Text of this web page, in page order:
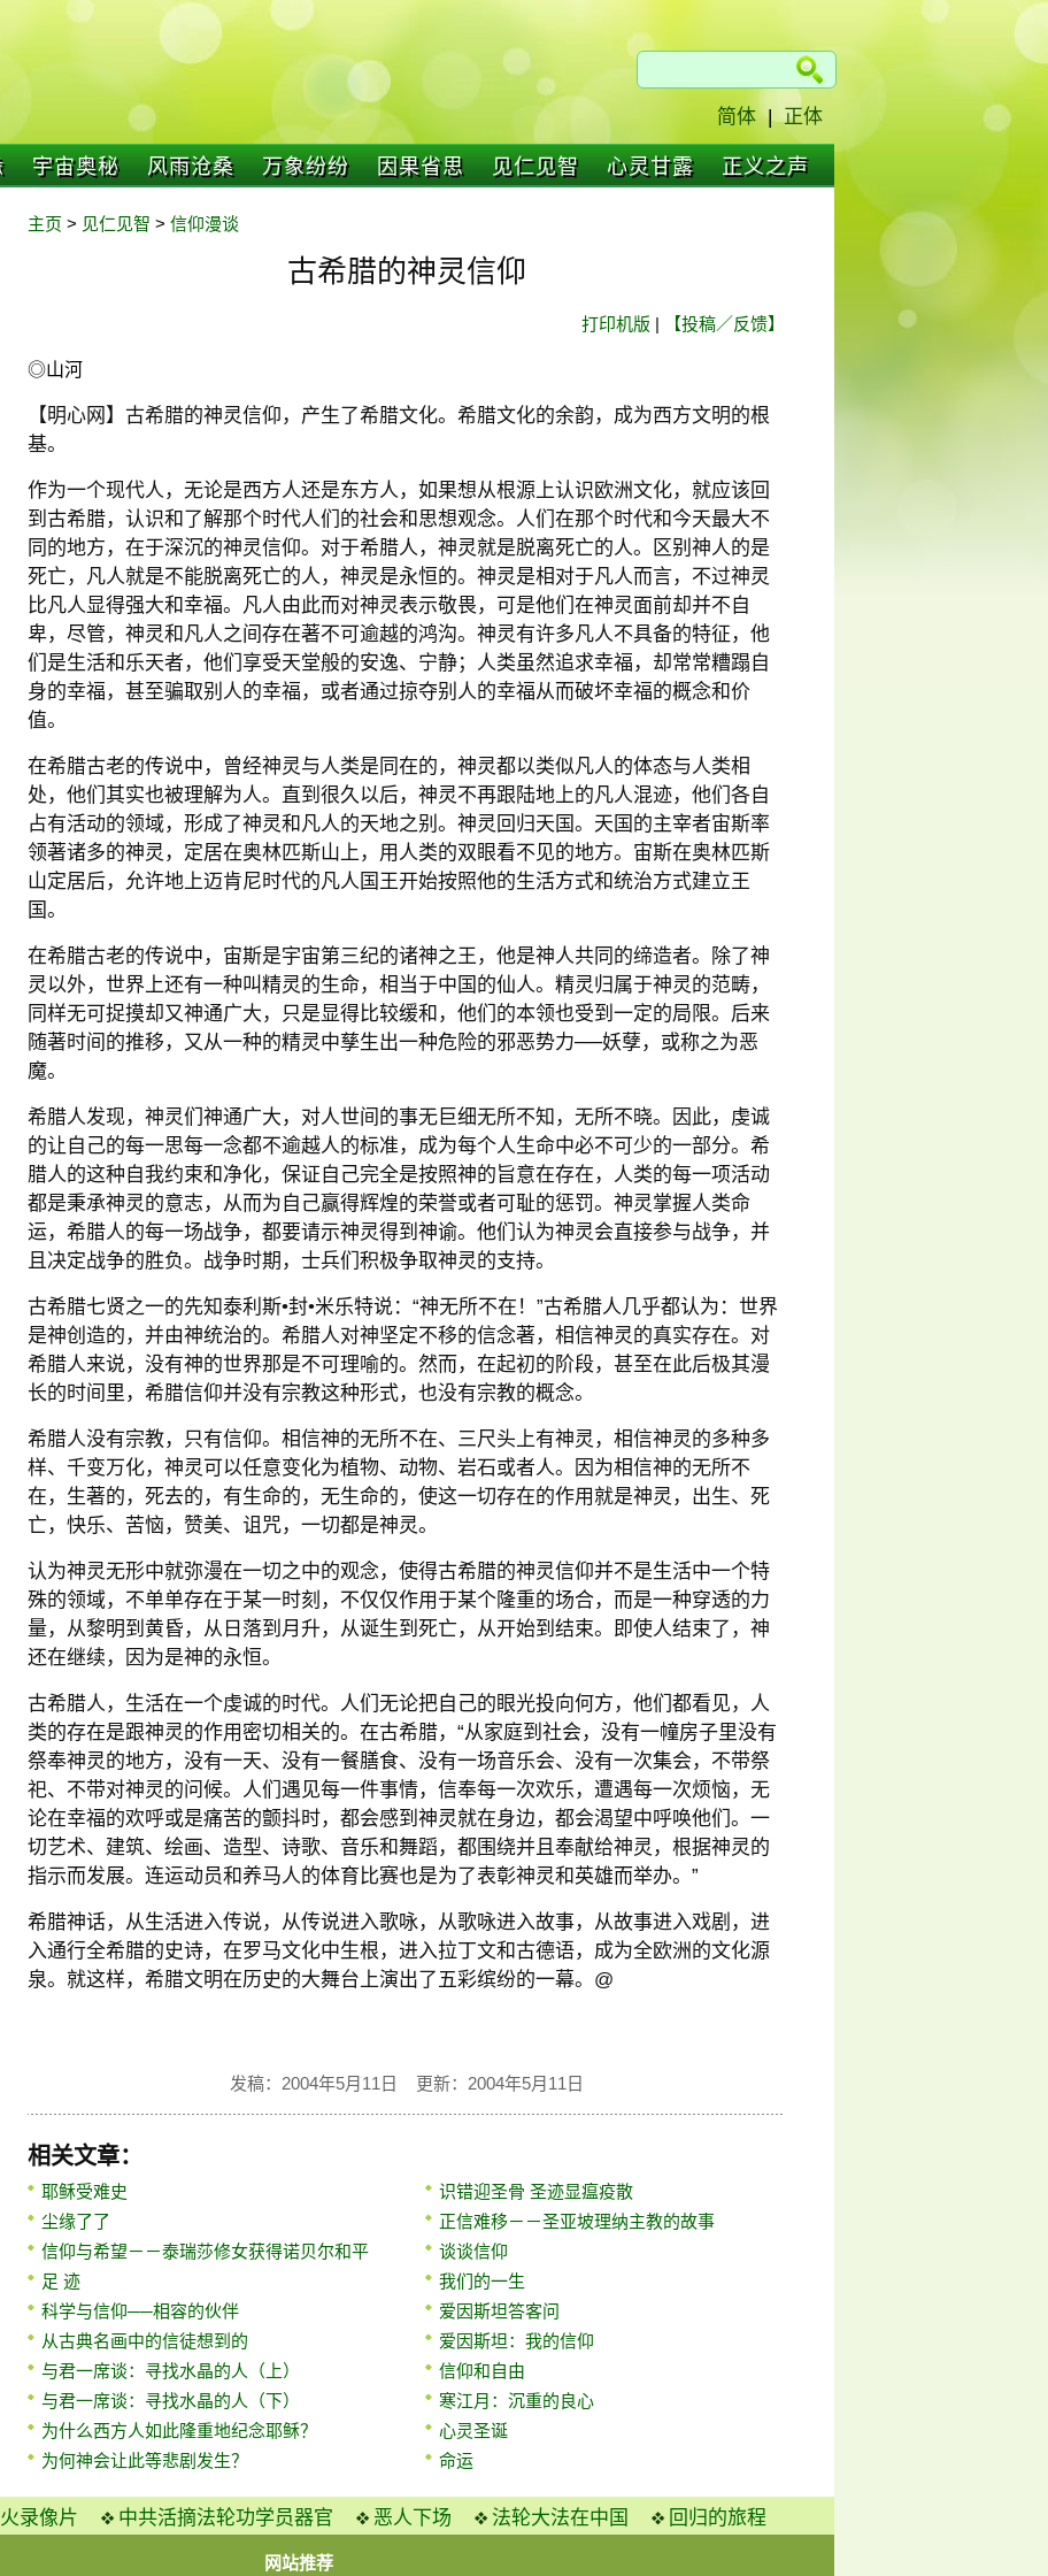
简体 | 正体
宇宙奥秘 风雨沧桑 万象纷纷 因果省思 见仁见智 心灵甘露 正义之声
主页 > 见仁见智 > 信仰漫谈
古希腊的神灵信仰
打印机版 | 【投稿／反馈】
◎山河
【明心网】古希腊的神灵信仰，产生了希腊文化。希腊文化的余韵，成为西方文明的根
基。
作为一个现代人，无论是西方人还是东方人，如果想从根源上认识欧洲文化，就应该回
到古希腊，认识和了解那个时代人们的社会和思想观念。人们在那个时代和今天最大不
同的地方，在于深沉的神灵信仰。对于希腊人，神灵就是脱离死亡的人。区别神人的是
死亡，凡人就是不能脱离死亡的人，神灵是永恒的。神灵是相对于凡人而言，不过神灵
比凡人显得强大和幸福。凡人由此而对神灵表示敬畏，可是他们在神灵面前却并不自
卑，尽管，神灵和凡人之间存在著不可逾越的鸿沟。神灵有许多凡人不具备的特征，他
们是生活和乐天者，他们享受天堂般的安逸、宁静；人类虽然追求幸福，却常常糟蹋自
身的幸福，甚至骗取别人的幸福，或者通过掠夺别人的幸福从而破坏幸福的概念和价
值。
在希腊古老的传说中，曾经神灵与人类是同在的，神灵都以类似凡人的体态与人类相
处，他们其实也被理解为人。直到很久以后，神灵不再跟陆地上的凡人混迹，他们各自
占有活动的领域，形成了神灵和凡人的天地之别。神灵回归天国。天国的主宰者宙斯率
领著诸多的神灵，定居在奥林匹斯山上，用人类的双眼看不见的地方。宙斯在奥林匹斯
山定居后，允许地上迈肯尼时代的凡人国王开始按照他的生活方式和统治方式建立王
国。
在希腊古老的传说中，宙斯是宇宙第三纪的诸神之王，他是神人共同的缔造者。除了神
灵以外，世界上还有一种叫精灵的生命，相当于中国的仙人。精灵归属于神灵的范畴，
同样无可捉摸却又神通广大，只是显得比较缓和，他们的本领也受到一定的局限。后来
随著时间的推移，又从一种的精灵中孳生出一种危险的邪恶势力──妖孽，或称之为恶
魔。
希腊人发现，神灵们神通广大，对人世间的事无巨细无所不知，无所不晓。因此，虔诚
的让自己的每一思每一念都不逾越人的标准，成为每个人生命中必不可少的一部分。希
腊人的这种自我约束和净化，保证自己完全是按照神的旨意在存在，人类的每一项活动
都是秉承神灵的意志，从而为自己赢得辉煌的荣誉或者可耻的惩罚。神灵掌握人类命
运，希腊人的每一场战争，都要请示神灵得到神谕。他们认为神灵会直接参与战争，并
且决定战争的胜负。战争时期，士兵们积极争取神灵的支持。
古希腊七贤之一的先知泰利斯•封•米乐特说：“神无所不在！”古希腊人几乎都认为：世界
是神创造的，并由神统治的。希腊人对神坚定不移的信念著，相信神灵的真实存在。对
希腊人来说，没有神的世界那是不可理喻的。然而，在起初的阶段，甚至在此后极其漫
长的时间里，希腊信仰并没有宗教这种形式，也没有宗教的概念。
希腊人没有宗教，只有信仰。相信神的无所不在、三尺头上有神灵，相信神灵的多种多
样、千变万化，神灵可以任意变化为植物、动物、岩石或者人。因为相信神的无所不
在，生著的，死去的，有生命的，无生命的，使这一切存在的作用就是神灵，出生、死
亡，快乐、苦恼，赞美、诅咒，一切都是神灵。
认为神灵无形中就弥漫在一切之中的观念，使得古希腊的神灵信仰并不是生活中一个特
殊的领域，不单单存在于某一时刻，不仅仅作用于某个隆重的场合，而是一种穿透的力
量，从黎明到黄昏，从日落到月升，从诞生到死亡，从开始到结束。即使人结束了，神
还在继续，因为是神的永恒。
古希腊人，生活在一个虔诚的时代。人们无论把自己的眼光投向何方，他们都看见，人
类的存在是跟神灵的作用密切相关的。在古希腊，“从家庭到社会，没有一幢房子里没有
祭奉神灵的地方，没有一天、没有一餐膳食、没有一场音乐会、没有一次集会，不带祭
祀、不带对神灵的问候。人们遇见每一件事情，信奉每一次欢乐，遭遇每一次烦恼，无
论在幸福的欢呼或是痛苦的颤抖时，都会感到神灵就在身边，都会渴望中呼唤他们。一
切艺术、建筑、绘画、造型、诗歌、音乐和舞蹈，都围绕并且奉献给神灵，根据神灵的
指示而发展。连运动员和养马人的体育比赛也是为了表彰神灵和英雄而举办。”
希腊神话，从生活进入传说，从传说进入歌咏，从歌咏进入故事，从故事进入戏剧，进
入通行全希腊的史诗，在罗马文化中生根，进入拉丁文和古德语，成为全欧洲的文化源
泉。就这样，希腊文明在历史的大舞台上演出了五彩缤纷的一幕。@
发稿：2004年5月11日 更新：2004年5月11日
相关文章：
耶稣受难史
尘缘了了
信仰与希望－－泰瑞莎修女获得诺贝尔和平
足 迹
科学与信仰──相容的伙伴
从古典名画中的信徒想到的
与君一席谈：寻找水晶的人（上）
与君一席谈：寻找水晶的人（下）
为什么西方人如此隆重地纪念耶稣？
为何神会让此等悲剧发生？
识错迎圣骨 圣迹显瘟疫散
正信难移－－圣亚坡理纳主教的故事
谈谈信仰
我们的一生
爱因斯坦答客问
爱因斯坦：我的信仰
信仰和自由
寒江月：沉重的良心
心灵圣诞
命运
录像片 中共活摘法轮功学员器官 恶人下场 法轮大法在中国 回归的旅程
网站推荐